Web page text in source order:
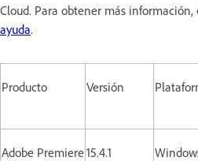
Cloud. Para obtener más información,
ayuda.
Producto Versión
Adobe Premiere15.4.1